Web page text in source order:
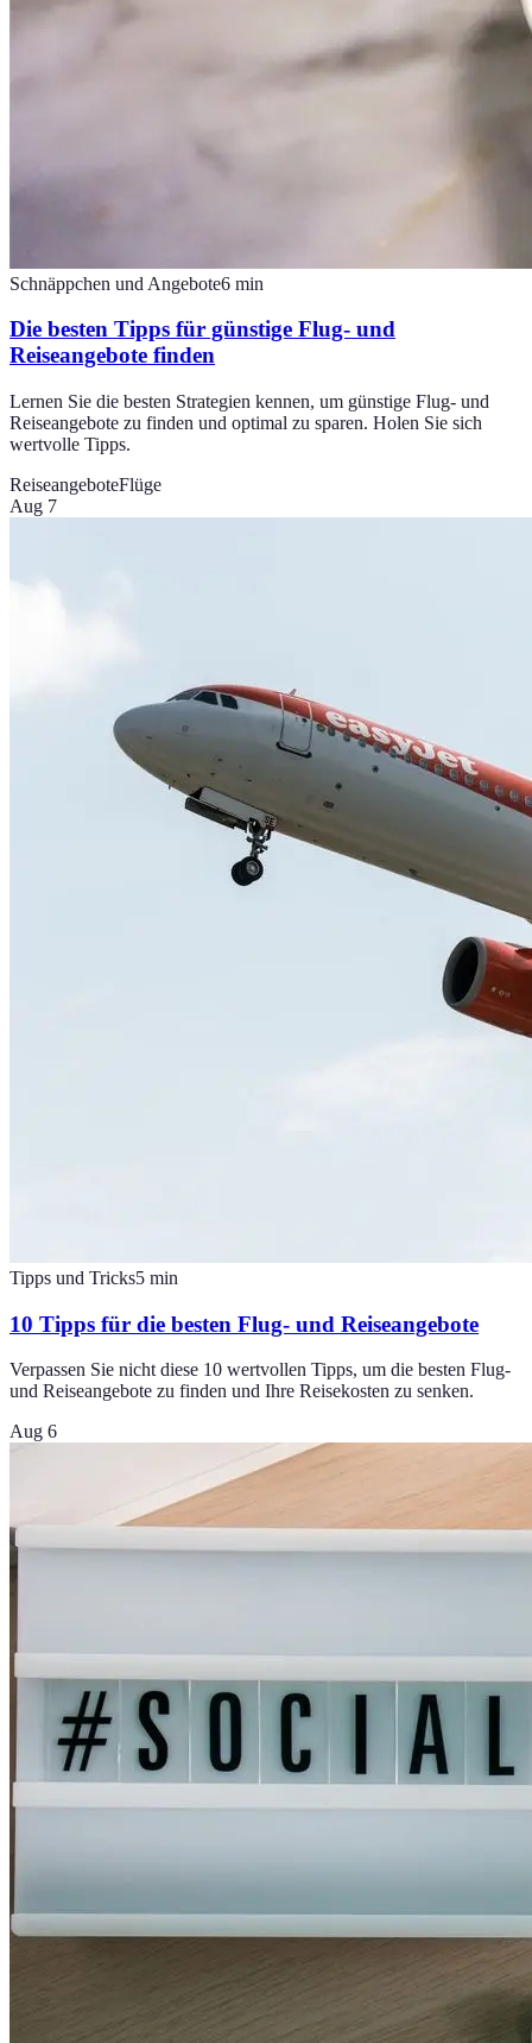
Schnäppchen und Angebote6 min
Die besten Tipps für günstige Flug- und
Reiseangebote finden
Lernen Sie die besten Strategien kennen, um günstige Flug- und
Reiseangebote zu finden und optimal zu sparen. Holen Sie sich
wertvolle Tipps.
ReiseangeboteFlüge
Aug 7
Tipps und Tricks5 min
10 Tipps für die besten Flug- und Reiseangebote
Verpassen Sie nicht diese 10 wertvollen Tipps, um die besten Flug-
und Reiseangebote zu finden und Ihre Reisekosten zu senken.
Aug 6